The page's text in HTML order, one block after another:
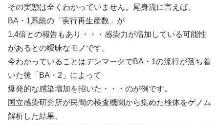
その実態は全くわかっていません。尾身流に言えば、
BA・1系統の「実行再生産数」が
1.4倍との報告もあり・・・感染力が増加している可能性
があるとの曖昧なモノです。
今わかっていることはデンマークでBA・1の流行が落ち着
いた後「BA・2」によって
爆発的な感染増加を招いた・・・のが例です。
国立感染研究所が民間の検査機関から集めた検体をゲノム
解析した結果、